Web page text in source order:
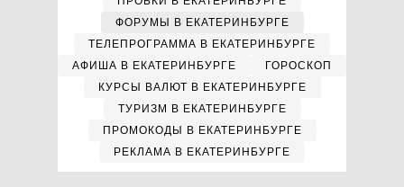
ФОРУМЫ В ЕКАТЕРИНБУРГЕ
ТЕЛЕПРОГРАММА В ЕКАТЕРИНБУРГЕ
АФИША В ЕКАТЕРИНБУРГЕ
ГОРОСКОП
КУРСЫ ВАЛЮТ В ЕКАТЕРИНБУРГЕ
ТУРИЗМ В ЕКАТЕРИНБУРГЕ
ПРОМОКОДЫ В ЕКАТЕРИНБУРГЕ
РЕКЛАМА В ЕКАТЕРИНБУРГЕ